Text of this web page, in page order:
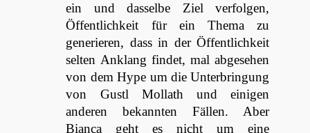
ein und dasselbe Ziel verfolgen,
Öffentlichkeit für ein Thema zu
generieren, dass in der Öffentlichkeit
selten Anklang findet, mal abgesehen
von dem Hype um die Unterbringung
von Gustl Mollath und einigen
anderen bekannten Fällen. Aber
Bianca geht es nicht um eine